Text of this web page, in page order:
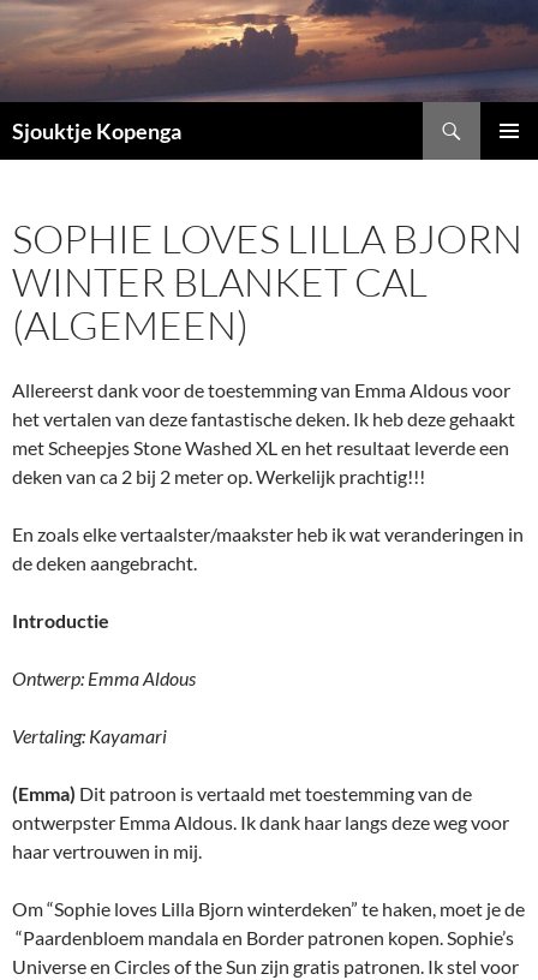
Ga
naar
de
inhoud
Sjouktje Kopenga
SOPHIE LOVES LILLA BJORN
WINTER BLANKET CAL
(ALGEMEEN)
Allereerst dank voor de toestemming van Emma Aldous voor
het vertalen van deze fantastische deken. Ik heb deze gehaakt
met Scheepjes Stone Washed XL en het resultaat leverde een
deken van ca 2 bij 2 meter op. Werkelijk prachtig!!!
En zoals elke vertaalster/maakster heb ik wat veranderingen in
de deken aangebracht.
Introductie
Ontwerp: Emma Aldous
Vertaling: Kayamari
(Emma) Dit patroon is vertaald met toestemming van de
ontwerpster Emma Aldous. Ik dank haar langs deze weg voor
haar vertrouwen in mij.
Om “Sophie loves Lilla Bjorn winterdeken” te haken, moet je de
“Paardenbloem mandala en Border patronen kopen. Sophie’s
Universe en Circles of the Sun zijn gratis patronen. Ik stel voor